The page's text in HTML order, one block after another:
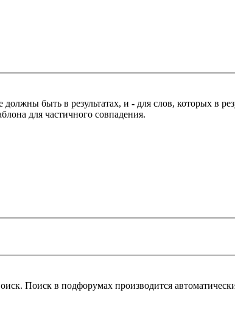
должны быть в результатах, и - для слов, которых в
для частичного совпадения.
Поиск в подфорумах производится